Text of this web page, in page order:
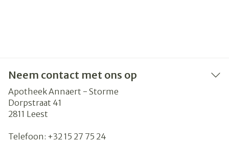
Neem contact met ons op
Apotheek Annaert - Storme
Dorpstraat 41
2811 Leest
Telefoon: +32 15 27 75 24